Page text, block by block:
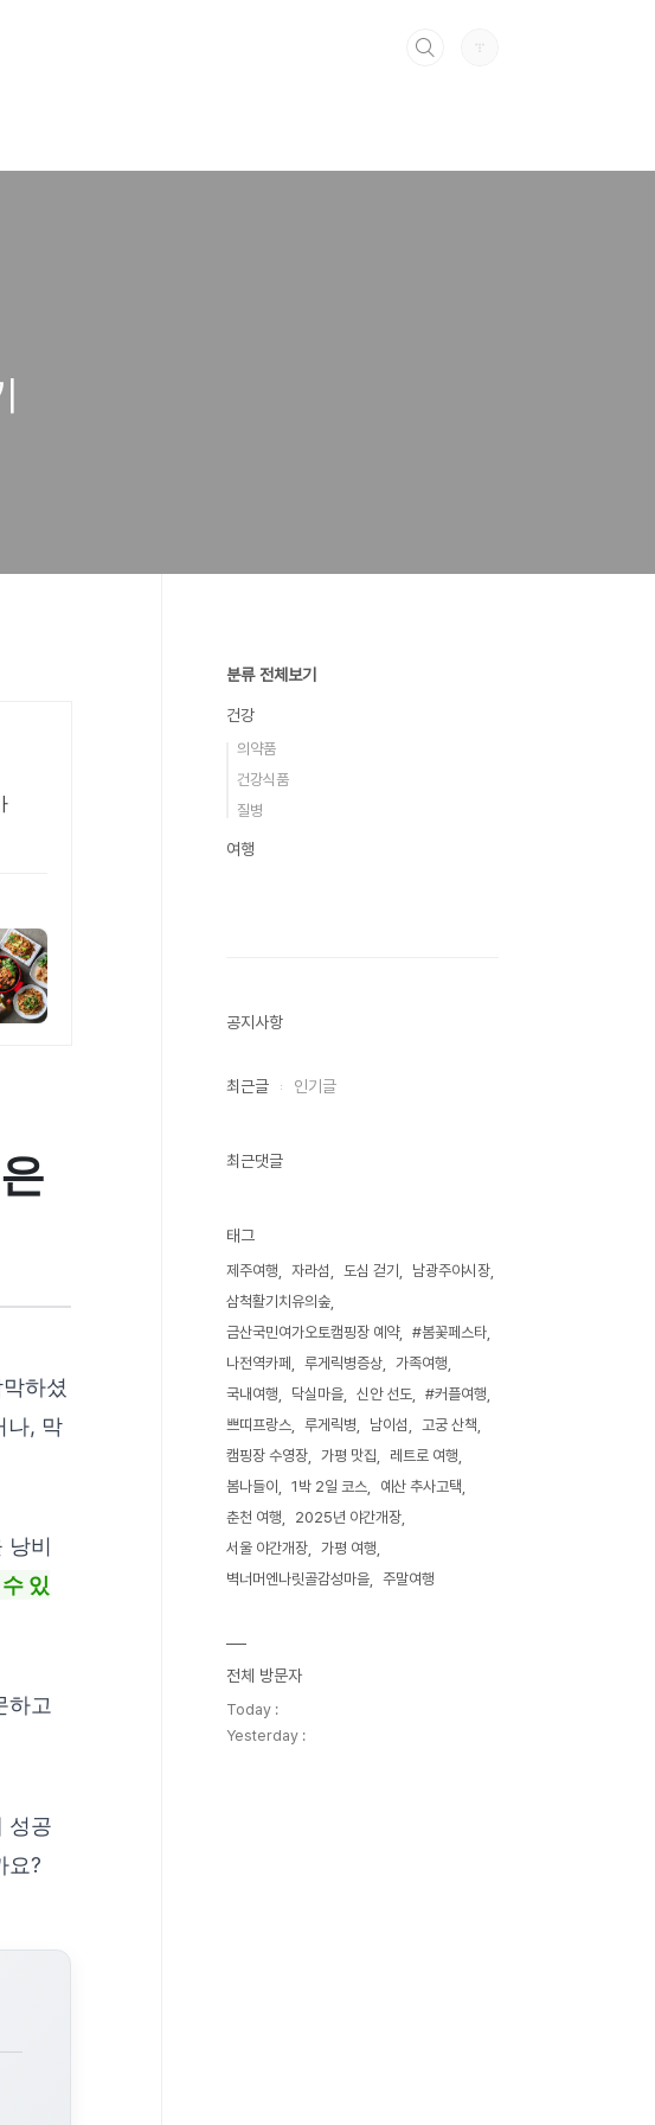
하셨
나, 막
낭비
있
하고
성공
요?
분류 전체보기
건강
의약품
건강식품
질병
여행
공지사항
최근글 인기글
최근댓글
태그
제주여행 자라섬 도심 걷기
남광주야시장
삼척활기치유의숲
금산국민여가오토캠핑장 예약
#봄꽃페스타
나전역카페
루게릭병증상
가족여행
국내여행
닥실마을 신안 선도
#커플여행
쁘띠프랑스
루게릭병 남이섬
고궁 산책
캠핑장 수영장
가평 맛집
레트로 여행
봄나들이
1박 2일 코스
예산 추사고택
춘천 여행
2025년 야간개장
서울 야간개장
가평 여행
벽너머엔나릿골감성마을
주말여행
전체 방문자
Today :
Yesterday :